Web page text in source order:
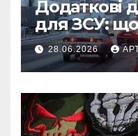
Додаткові
для ЗСУ:
польових
28.06.2026